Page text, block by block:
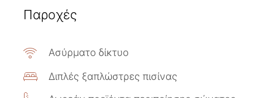
Παροχές
Ασύρματο δίκτυο
Διπλές ξαπλώστρες πισίνας